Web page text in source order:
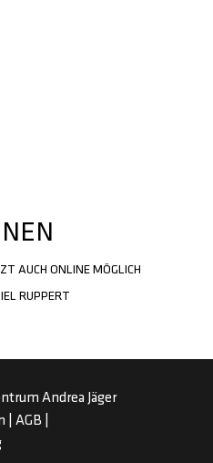
AUCH ONLINE MÖGLICH
RUPPERT
Andrea Jäger
AGB